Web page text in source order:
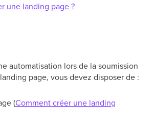
une landing page ?
automatisation lors de la soumission
page, vous devez disposer de :
(Comment créer une landing